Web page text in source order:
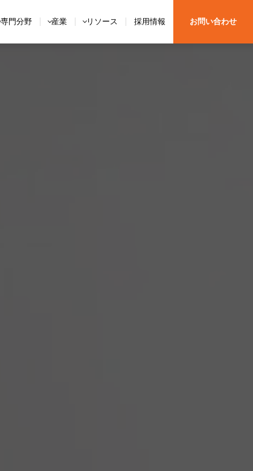
専門分野 産業 リソース 採用情報 お問い合わせ